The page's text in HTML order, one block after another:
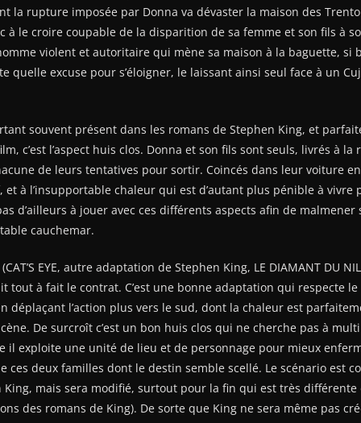
la rupture imposée par Donna va dévaster la maison des
à le croire coupable de la disparition de sa femme et son fils à
violent et autoritaire qui mène sa maison à la baguette, si
quelle excuse pour s’éloigner, le laissant ainsi seul face à un
souvent présent dans les romans de Stephen King, et
c’est l’aspect huis clos. Donna et son fils sont seuls, livrés à la
de leurs tentatives pour sortir. Coincés dans leur voiture
et à l’insupportable chaleur qui est d’autant plus pénible à vivre
d’ailleurs à jouer avec ces différents aspects afin de malmener
cauchemar.
EYE, autre adaptation de Stephen King, LE DIAMANT DU NIL,
tout à fait le contrat. C’est une bonne adaptation qui respecte
déplaçant l’action plus vers le sud, dont la chaleur est
De surcroît c’est un bon huis clos qui ne cherche pas à
il exploite une unité de lieu et de personnage pour mieux
ces deux familles dont le destin semble scellé. Le scénario est
mais sera modifié, surtout pour la fin qui est très différente
des romans de King). De sorte que King ne sera même pas